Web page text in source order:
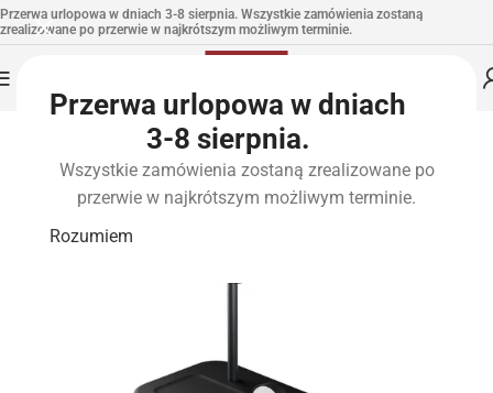
Przerwa urlopowa w dniach
3-8 sierpnia.
Wszystkie zamówienia zostaną zrealizowane po
przerwie w najkrótszym możliwym terminie.
Rozumiem
Przerwa urlopowa w dniach 3-8 sierpnia. Wszystkie zamówienia zostaną
zrealizowane po przerwie w najkrótszym możliwym terminie.